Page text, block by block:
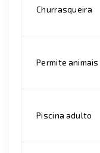
Churrasqueira
Permite animais
Piscina adulto